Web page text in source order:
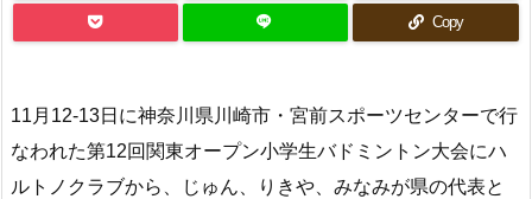
Copy
11月12-13日に神奈川県川崎市・宮前スポーツセンターで行
なわれた第12回関東オープン小学生バドミントン大会にハ
ルトノクラブから、じゅん、りきや、みなみが県の代表と